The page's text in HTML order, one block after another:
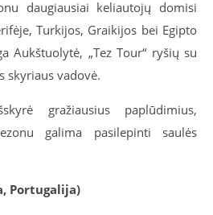
daugiausiai keliautojų domisi
Turkijos, Graikijos bei Egipto
Aukštuolytė, „Tez Tour“ ryšių su
skyriaus vadovė.
gražiausius paplūdimius,
galima pasilepinti saulės
Portugalija)